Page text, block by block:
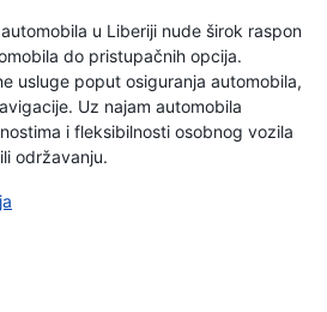
u Liberiji nude širok raspon
do pristupačnih opcija.
usluge poput osiguranja automobila,
Uz najam automobila
i fleksibilnosti osobnog vozila
održavanju.